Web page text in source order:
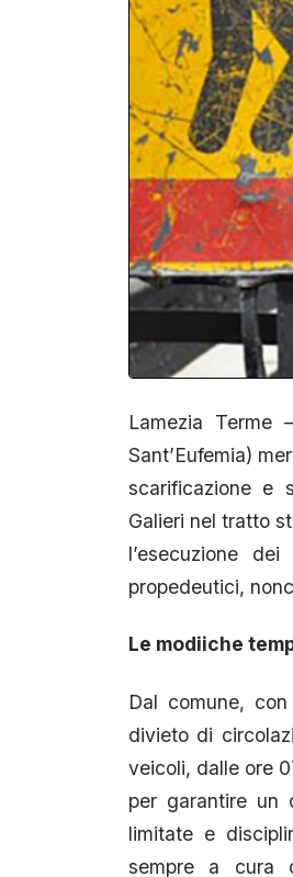
Lamezia Terme
Sant’Eufemia)
scarificazione e
Galieri nel tratto
l’esecuzione
propedeutici,
Le modiiche
Dal comune,
divieto di
veicoli, dalle ore
per garantire un
limitate e
sempre a cura